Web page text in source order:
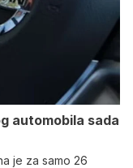
automobila sada
je za samo 26